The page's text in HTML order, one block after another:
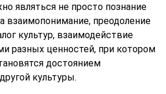
являться не просто познание
взаимопонимание, преодоление
культур,взаимодействие
разных ценностей, при котором
достоянием
культуры.